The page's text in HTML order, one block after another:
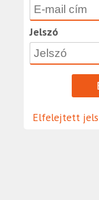
Jelszó
Elfelejtett